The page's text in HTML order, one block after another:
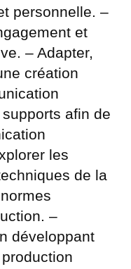
personnelle. –
et
– Adapter,
création
afin de
les
de la
–
développant